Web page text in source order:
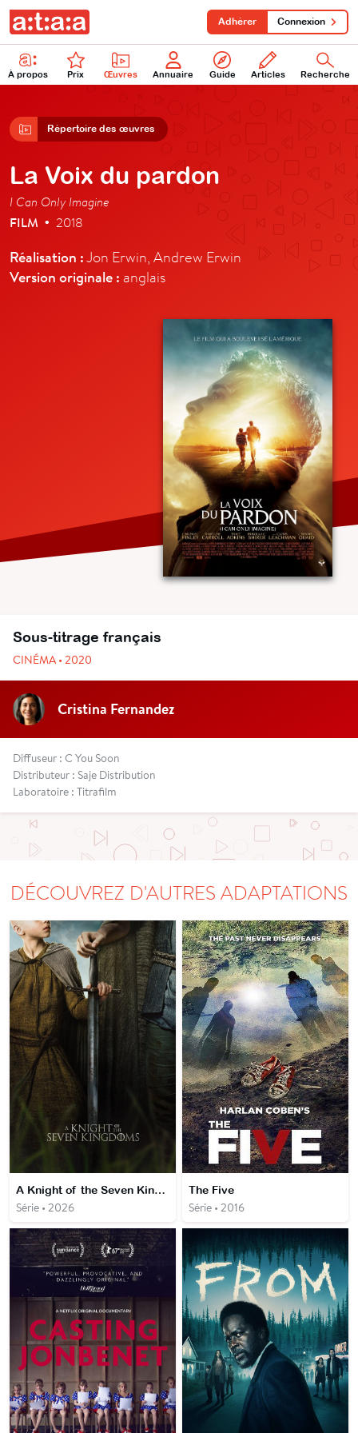
À propos Prix Œuvres Annuaire Guide Articles Recherche
Adhérer Connexion
Répertoire des œuvres
La Voix du pardon
I Can Only Imagine
FILM • 2018
Réalisation :Jon Erwin, Andrew Erwin
Version originale : anglais
Sous-titrage français
CINÉMA • 2020
Cristina Fernandez
Diffuseur : C You Soon
Distributeur : Saje Distribution
Laboratoire : Titrafilm
DÉCOUVREZ D'AUTRES ADAPTATIONS
A Knight of the Seven Kingdoms
Série • 2026
The Five
Série • 2016